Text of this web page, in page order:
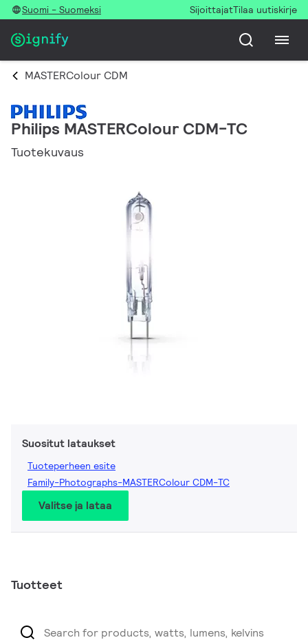
Suomi - Suomeksi SijoittajatTilaa uutiskirje
MASTERColour CDM
Philips MASTERColour CDM-TC
Tuotekuvaus
Suositut lataukset
Tuoteperheen esite
Family-Photographs-MASTERColour CDM-TC
Valitse ja lataa
Tuotteet